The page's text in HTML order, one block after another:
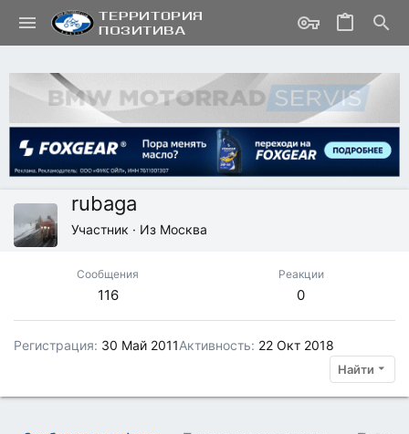
rubaga
Участник · Из Москва
Сообщения
116
Реакции
0
Регистрация 30 Май 2011Активность 22 Окт 2018
Найти